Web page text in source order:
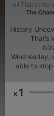
All That's
The
History
That’s
Wednesday,
able to stop thinking
שמע 1